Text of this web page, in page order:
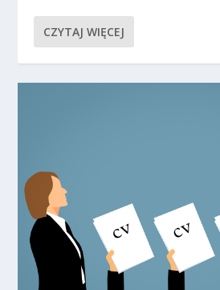
CZYTAJ WIĘCEJ